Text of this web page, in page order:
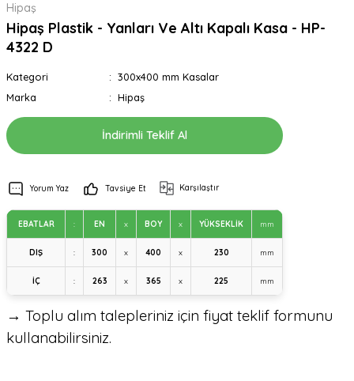
Hipaş
Hipaş Plastik - Yanları Ve Altı Kapalı Kasa - HP-
4322 D
Kategori
300x400 mm Kasalar
Marka
Hipaş
İndirimli Teklif Al
Yorum Yaz Tavsiye Et Karşılaştır
EBATLAR : EN x BOY x YÜKSEKLİK mm
DIŞ : 300 x 400 x 230 mm
İÇ : 263 x 365 x 225 mm
→ Toplu alım talepleriniz için fiyat teklif formunu
kullanabilirsiniz.